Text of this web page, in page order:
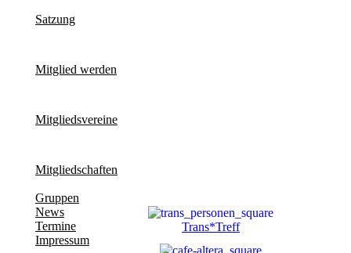
Satzung
Mitglied werden
Mitgliedsvereine
Mitgliedschaften
Gruppen
Trans*Treff
News
Termine
Impressum